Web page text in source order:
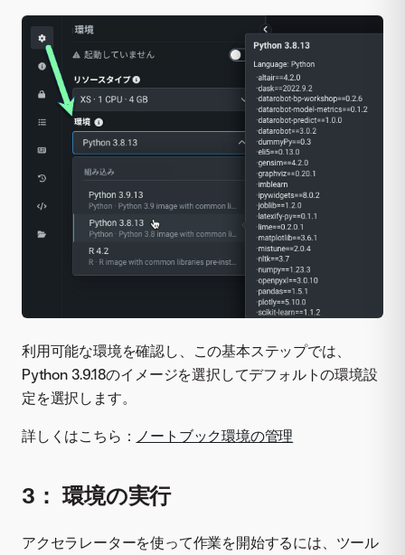
利用可能な環境を確認し、この基本ステップでは、
Python 3.9.18のイメージを選択してデフォルトの環境設
定を選択します。
詳しくはこちら： ノートブック環境の管理
3： 環境の実行
アクセラレーターを使って作業を開始するには、ツール